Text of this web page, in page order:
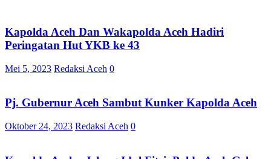
Kapolda Aceh Dan Wakapolda Aceh Hadiri
Peringatan Hut YKB ke 43
Mei 5, 2023 Redaksi Aceh 0
Pj. Gubernur Aceh Sambut Kunker Kapolda Aceh
Oktober 24, 2023 Redaksi Aceh 0